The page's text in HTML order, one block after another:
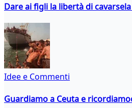
Dare ai figli la libertà di
Idee e Commenti
Guardiamo a Ceuta e